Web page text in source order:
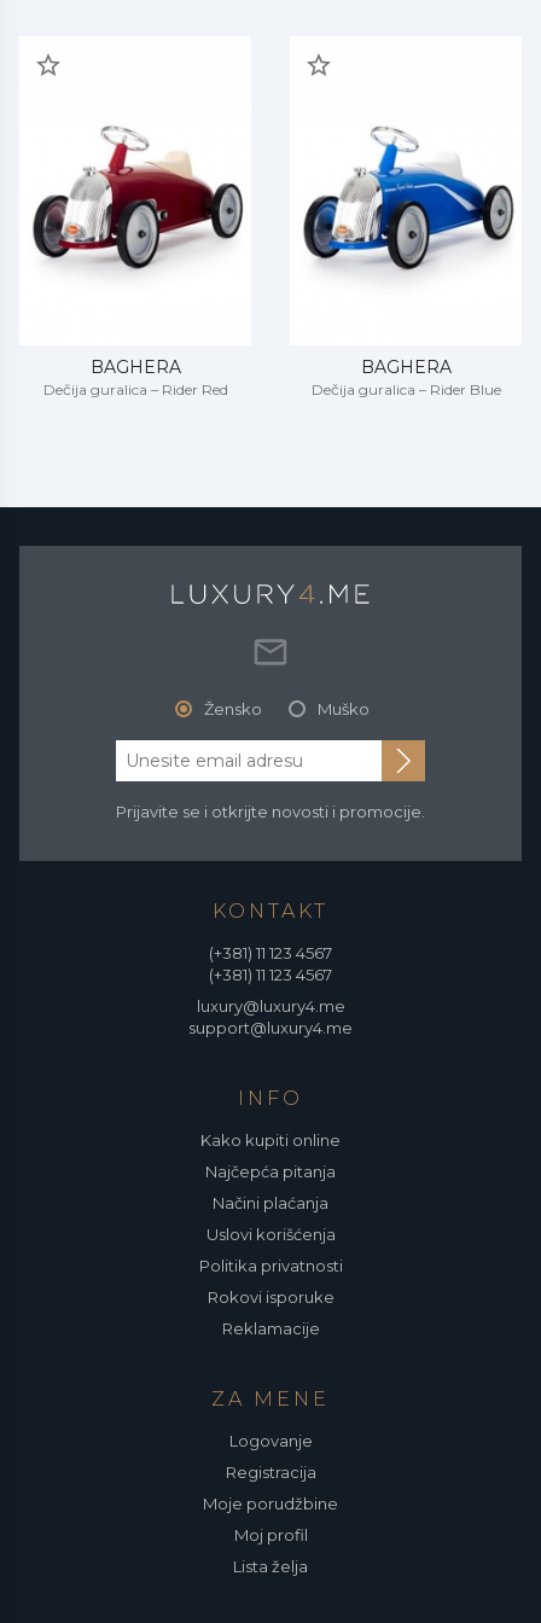
BAGHERA
Dečija guralica – Rider Red
BAGHERA
Dečija guralica – Rider Blue
KONTAKT
(+381) 11 123 4567
(+381) 11 123 4567
luxury@luxury4.me
support@luxury4.me
INFO
Kako kupiti online
Najčepća pitanja
Načini plaćanja
Uslovi korišćenja
Politika privatnosti
Rokovi isporuke
Reklamacije
Žensko Muško
Prijavite se i otkrijte novosti i promocije.
ZA MENE
Logovanje
Registracija
Moje porudžbine
Moj profil
Lista želja